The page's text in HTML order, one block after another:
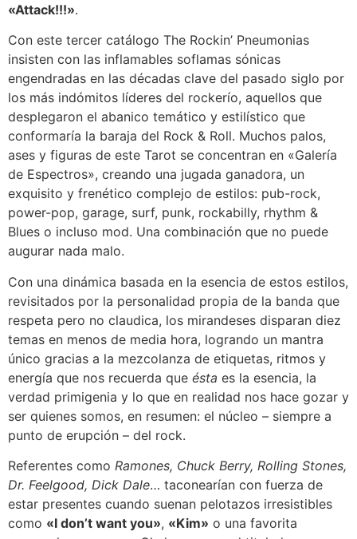
«Attack!!!».
Con este tercer catálogo The Rockin’ Pneumonias
insisten con las inflamables soflamas sónicas
engendradas en las décadas clave del pasado siglo por
los más indómitos líderes del rockerío, aquellos que
desplegaron el abanico temático y estilístico que
conformaría la baraja del Rock & Roll. Muchos palos,
ases y figuras de este Tarot se concentran en «Galería
de Espectros», creando una jugada ganadora, un
exquisito y frenético complejo de estilos: pub-rock,
power-pop, garage, surf, punk, rockabilly, rhythm &
Blues o incluso mod. Una combinación que no puede
augurar nada malo.
Con una dinámica basada en la esencia de estos estilos,
revisitados por la personalidad propia de la banda que
respeta pero no claudica, los mirandeses disparan diez
temas en menos de media hora, logrando un mantra
único gracias a la mezcolanza de etiquetas, ritmos y
energía que nos recuerda que ésta es la esencia, la
verdad primigenia y lo que en realidad nos hace gozar y
ser quienes somos, en resumen: el núcleo – siempre a
punto de erupción – del rock.
Referentes como Ramones, Chuck Berry, Rolling Stones,
Dr. Feelgood, Dick Dale… taconearían con fuerza de
estar presentes cuando suenan pelotazos irresistibles
como «I don’t want you», «Kim» o una favorita